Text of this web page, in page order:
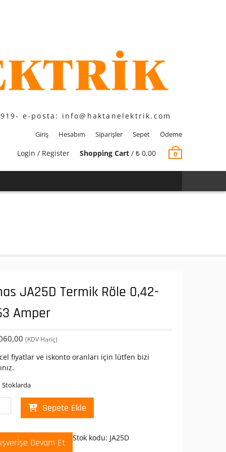
e-posta: info@haktanelektrik.com
Giriş Hesabım Siparişler Sepet Ödeme
Login / Register Shopping Cart / ₺ 0,00 0
JA25D Termik Röle 0,42-
Amper
(KDV Hariç)
fiyatlar ve iskonto oranları için lütfen bizi
Stoklarda
Sepete Ekle
Devam Et Stok kodu: JA25D